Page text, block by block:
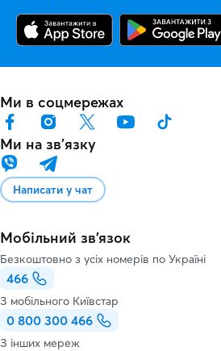
Ми в соцмережах
Ми на звʼязку
Написати у чат
Мобільний зв'язок
Безкоштовно з усіх номерів по Україні
466
З мобільного Київстар
0 800 300 466
З інших мереж